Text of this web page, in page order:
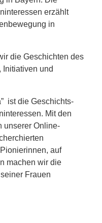
erzählt
in
die Geschichten des
Initiativen und
ist die Geschichts-
Mit den
unserer Online-
auf
machen wir die
Frauen